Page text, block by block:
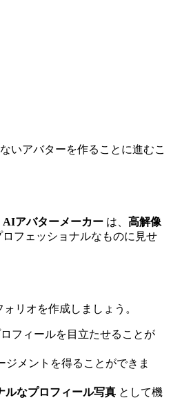
いアバターを作ることに進むこ
AIアバターメーカー は、 高解像
フェッショナルなものに見せ
リオを作成しましょう。
フィールを目立たせることが
ジメントを得ることができま
ルなプロフィール写真 として機